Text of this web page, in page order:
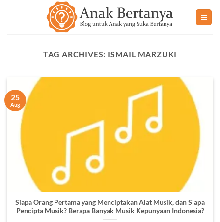
TAG ARCHIVES: ISMAIL MARZUKI
Siapa Orang Pertama yang Menciptakan Alat Musik, dan Siapa
Pencipta Musik? Berapa Banyak Musik Kepunyaan Indonesia?
25
Aug